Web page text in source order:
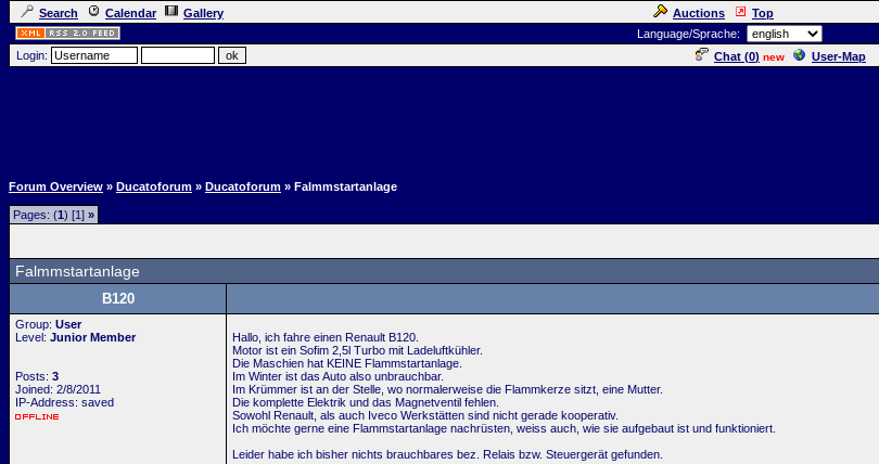
Search
Calendar Gallery Auctions Top
Language/Sprache:
Login:
Chat (0) new User-Map
Forum Overview » Ducatoforum » Ducatoforum » Falmmstartanlage
Pages: (1) [1] »
Falmmstartanlage
B120
Group: User
Level: Junior Member
Posts: 3
Joined: 2/8/2011
IP-Address: saved
Hallo, ich fahre einen Renault B120.
Motor ist ein Sofim 2,5l Turbo mit Ladeluftkühler.
Die Maschien hat KEINE Flammstartanlage.
Im Winter ist das Auto also unbrauchbar.
Im Krümmer ist an der Stelle, wo normalerweise die Flammkerze sitzt, eine Mutter.
Die komplette Elektrik und das Magnetventil fehlen.
Sowohl Renault, als auch Iveco Werkstätten sind nicht gerade kooperativ.
Ich möchte gerne eine Flammstartanlage nachrüsten, weiss auch, wie sie aufgebaut ist und funktioniert.
Leider habe ich bisher nichts brauchbares bez. Relais bzw. Steuergerät gefunden.